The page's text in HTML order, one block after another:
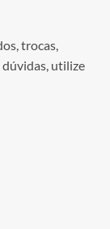
trocas,
utilize